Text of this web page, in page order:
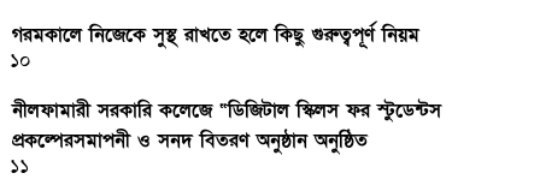
গরমকালে নিজেকে সুস্থ রাখতে হলে কিছু গুরুত্বপূর্ণ নিয়ম
১০
নীলফামারী সরকারি কলেজে “ডিজিটাল স্কিলস ফর স্টুডেন্টস
প্রকল্পেরসমাপনী ও সনদ বিতরণ অনুষ্ঠান অনুষ্ঠিত
১১